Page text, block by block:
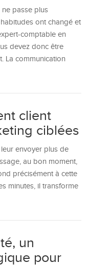
ne passe plus
ont changé et
comptable en
devez donc être
La communication
client
ciblées
envoyer plus de
au bon moment,
précisément à cette
minutes, il transforme
un
pour